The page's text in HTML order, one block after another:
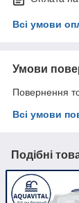
Всі умови
Умови
Повернення
Всі умови
Подібні